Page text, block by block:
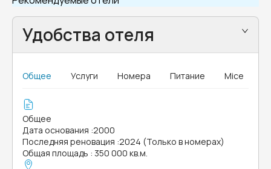
Удобства отеля
Общее Услуги Номера Питание Mice
Общее
Дата основания :2000
Последняя реновация :2024 (Только в номерах)
Общая площадь : 350 000 кв.м.